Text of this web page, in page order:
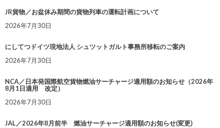
JR貨物／お盆休み期間の貨物列車の運転計画について
2026年7月30日
にしてつドイツ現地法人 シュツットガルト事務所移転のご案内
2026年7月30日
NCA／日本発国際航空貨物燃油サーチャージ適用額のお知らせ（2026年
8月1日適用 改定）
2026年7月30日
JAL／2026年8月前半 燃油サーチャージ適用額のお知らせ(変更)